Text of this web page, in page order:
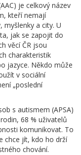
je celkový název
kteří nemají
a city. U
jak se zapojit do
věcí ČR jsou
charakteristik
jazyce. Někdo může
v sociální
„poslední
s autismem (APSA)
68 % uživatelů
komunikovat. To
chce jít, kdo ho drží
chování.